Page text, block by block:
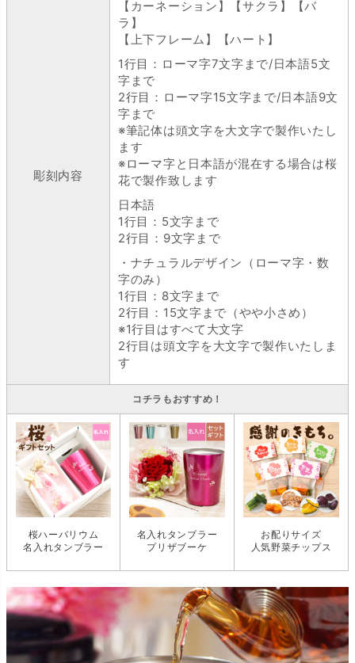
彫刻内容
【カーネーション】【サクラ】【バ
ラ】
【上下フレーム】【ハート】
1行目：ローマ字7文字まで/日本語5文
字まで
2行目：ローマ字15文字まで/日本語9文
字まで
※筆記体は頭文字を大文字で製作いたし
ます
※ローマ字と日本語が混在する場合は桜
花で製作致します
日本語
1行目：5文字まで
2行目：9文字まで
・ナチュラルデザイン（ローマ字・数
字のみ）
1行目：8文字まで
2行目：15文字まで（やや小さめ）
※1行目はすべて大文字
2行目は頭文字を大文字で製作いたしま
す
コチラもおすすめ！
桜ハーバリウム
名入れタンブラー
名入れタンブラー
プリザブーケ
お配りサイズ
人気野菜チップス